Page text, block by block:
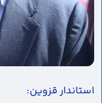
استاندار قزوین: